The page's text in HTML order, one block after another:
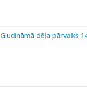
Gludināmā dēļa pārvalks